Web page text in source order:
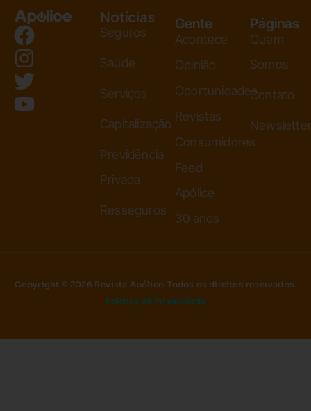
Notícias
Seguros
Saúde
Serviços
Capitalização
Previdência
Privada
Resseguros
Gente
Acontece
Opinião
Oportunidades
Revistas
Consumidores
Feed
Apólice
30 anos
Páginas
Quem
Somos
Contato
Newsletter
Copyright © 2026 Revista Apólice. Todos os direitos reservados.
Política de Privacidade